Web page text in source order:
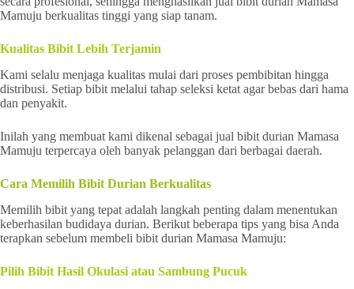
Mamuju berkualitas tinggi yang siap tanam.
Kualitas Bibit Lebih Terjamin
Kami selalu menjaga kualitas mulai dari proses pembibitan hingga
distribusi. Setiap bibit melalui tahap seleksi ketat agar bebas dari hama
dan penyakit.
Inilah yang membuat kami dikenal sebagai jual bibit durian Mamasa
Mamuju terpercaya oleh banyak pelanggan dari berbagai daerah.
Cara Memilih Bibit Durian Berkualitas
Memilih bibit yang tepat adalah langkah penting dalam menentukan
keberhasilan budidaya durian. Berikut beberapa tips yang bisa Anda
terapkan sebelum membeli bibit durian Mamasa Mamuju:
Pilih Bibit Hasil Okulasi atau Sambung Pucuk